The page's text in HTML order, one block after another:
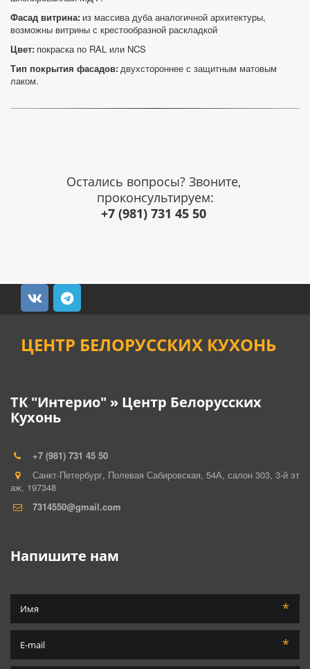
Фасад витрина: из массива дуба аналогичной архитектуры,
возможны витрины с крестообразной раскладкой
Цвет: покраска по RAL или NCS
Тип покрытия фасадов: двухстороннее с защитным матовым
лаком.
Остались вопросы? Звоните,
+7 (981) 731 45 50
ЦЕНТР БЕЛОРУССКИХ КУХОНЬ
ТК "Интерио" » Центр Белорусских
Кухонь
+7 (981) 731 45 50
Санкт-Петербург, Полевая Сабировская, 54А, салон 303, 3-й эт
аж, 197348
7314550@gmail.com
Напишите нам
*
*